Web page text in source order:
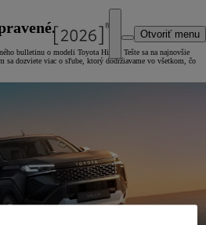
Otvoriť menu
bulletinu o modeli Toyota Hilux. Tešte sa na najnovšie
sa dozviete viac o sľube, ktorý dodržiavame vo všetkom, čo